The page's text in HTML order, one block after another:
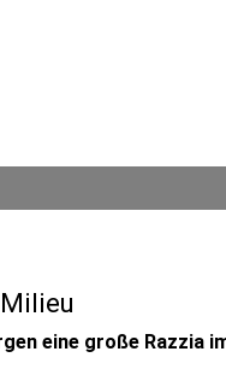
eine große Razzia